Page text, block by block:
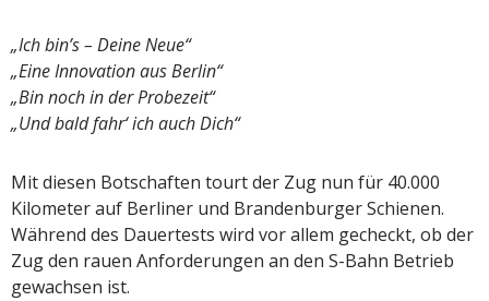
„Ich bin’s – Deine Neue“
„Eine Innovation aus Berlin“
„Bin noch in der Probezeit“
„Und bald fahr‘ ich auch Dich“
Mit diesen Botschaften tourt der Zug nun für 40.000
Kilometer auf Berliner und Brandenburger Schienen.
Während des Dauertests wird vor allem gecheckt, ob der
Zug den rauen Anforderungen an den S-Bahn Betrieb
gewachsen ist.